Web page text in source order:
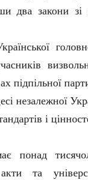
два закони
підпільної
незалежної
і
понад
акти та